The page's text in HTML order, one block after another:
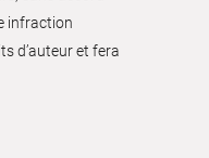
infraction
d’auteur et fera